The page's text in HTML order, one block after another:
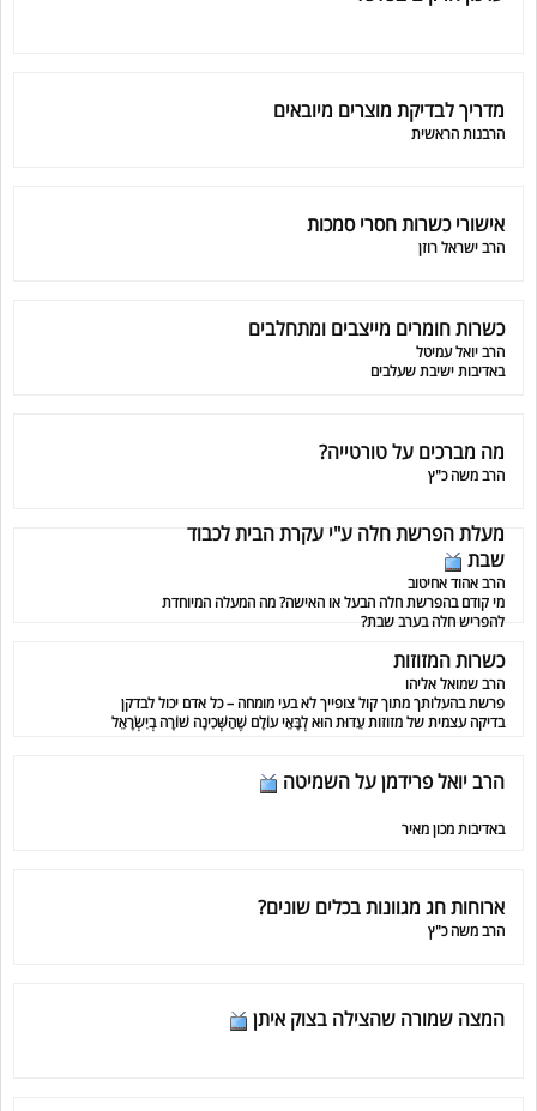
מדריך לבדיקת מוצרים מיובאים
הרבנות הראשית
אישורי כשרות חסרי סמכות
הרב ישראל רוזן
כשרות חומרים מייצבים ומתחלבים
הרב יואל עמיטל
באדיבות ישיבת שעלבים
מה מברכים על טורטייה?
הרב משה כ"ץ
מעלת הפרשת חלה ע"י עקרת הבית לכבוד
שבת
הרב אהוד אחיטוב
מי קודם בהפרשת חלה הבעל או האישה? מה המעלה המיוחדת
להפריש חלה בערב שבת?
כשרות המזוזות
הרב שמואל אליהו
פרשת בהעלותך מתוך קול צופייך לא בעי מומחה – כל אדם יכול לבדקן
בדיקה עצמית של מזוזות עֵדוּת הוּא לְבָּאֵי עוֹלָם שֶׁהַשְּׁכִינָה שׁוֹרָה בְיִשְׂרָאֵל
הרב יואל פרידמן על השמיטה
באדיבות מכון מאיר
ארוחות חג מגוונות בכלים שונים?
הרב משה כ"ץ
המצה שמורה שהצילה בצוק איתן